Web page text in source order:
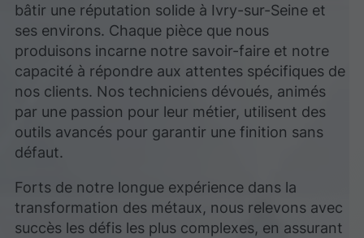
bâtir une réputation solide à Ivry-sur-Seine et
ses environs. Chaque pièce que nous
produisons incarne notre savoir-faire et notre
capacité à répondre aux attentes spécifiques de
nos clients. Nos techniciens dévoués, animés
par une passion pour leur métier, utilisent des
outils avancés pour garantir une finition sans
défaut.
Forts de notre longue expérience dans la
transformation des métaux, nous relevons avec
succès les défis les plus complexes, en assurant